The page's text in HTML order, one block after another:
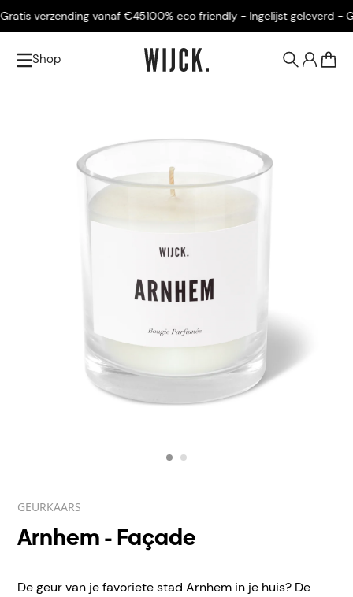
verzending vanaf €45100% eco friendly - Ingelijst geleverd -
Shop
GEURKAARS
Arnhem - Façade
De geur van je favoriete stad Arnhem in je huis? De